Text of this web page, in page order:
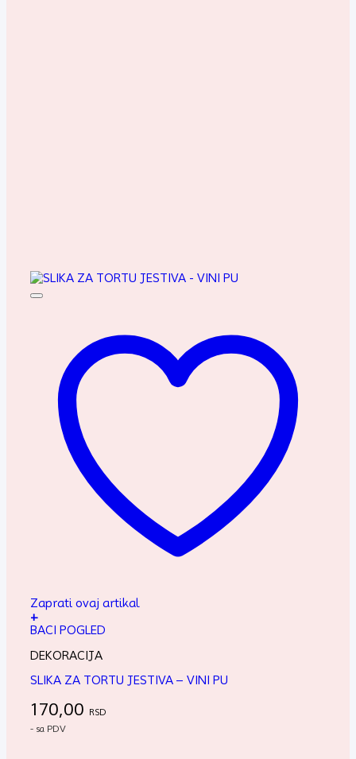
Zaprati ovaj artikal
+
BACI POGLED
DEKORACIJA
SLIKA ZA TORTU JESTIVA – VINI PU
170,00 RSD
- sa PDV